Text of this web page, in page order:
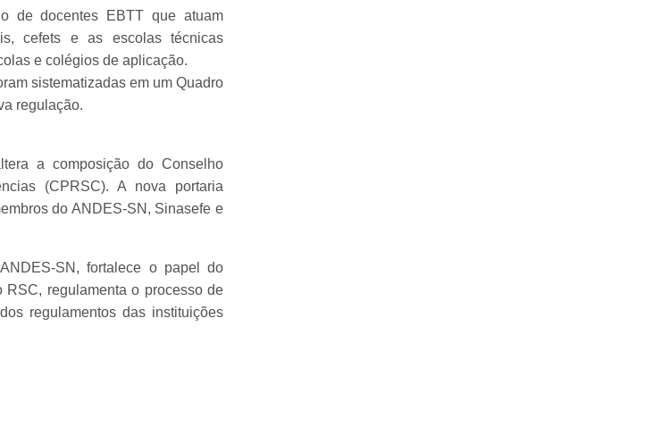
de docentes EBTT que atuam
cefets e as escolas técnicas
e colégios de aplicação.
sistematizadas em um Quadro
regulação.
a composição do Conselho
(CPRSC). A nova portaria
do ANDES-SN, Sinasefe e
SN, fortalece o papel do
regulamenta o processo de
regulamentos das instituições